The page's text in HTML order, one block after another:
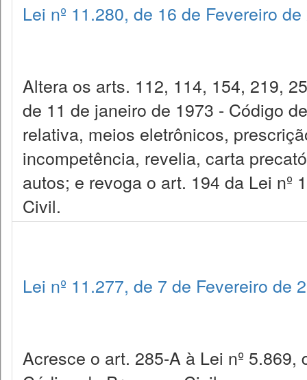
Lei nº 11.280, de 16 de Fevereiro
Altera os arts. 112, 114, 154, 219,
de 11 de janeiro de 1973 - Código
relativa, meios eletrônicos,
incompetência, revelia, carta
autos; e revoga o art. 194 da Lei nº
Civil.
Lei nº 11.277, de 7 de Fevereiro de
Acresce o art. 285-A à Lei nº